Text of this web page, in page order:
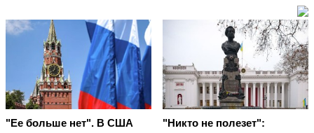
"Ее больше нет". В США
"Никто не полезет":